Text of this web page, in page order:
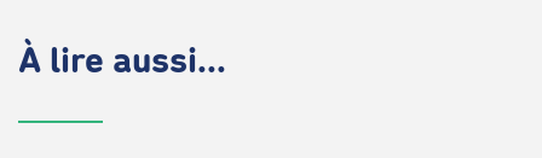
À lire aussi...